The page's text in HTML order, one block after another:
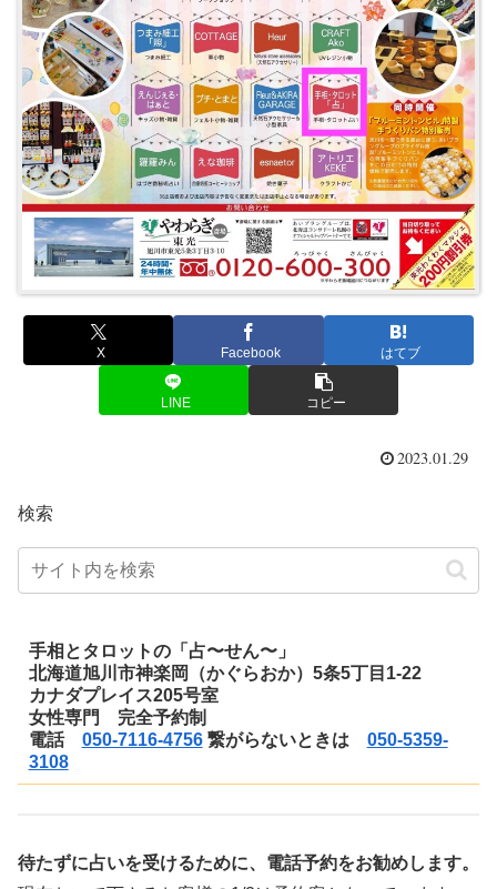
X Facebook はてブ
LINE コピー
2023.01.29
検索
手相とタロットの「占〜せん〜」
北海道旭川市神楽岡（かぐらおか）5条5丁目1-22
カナダプレイス205号室
女性専門 完全予約制
電話 050-7116-4756繋がらないときは 050-5359-
3108
待たずに占いを受けるために、電話予約をお勧めします。